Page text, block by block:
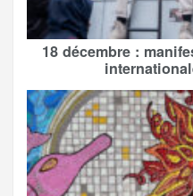
18 décembre :